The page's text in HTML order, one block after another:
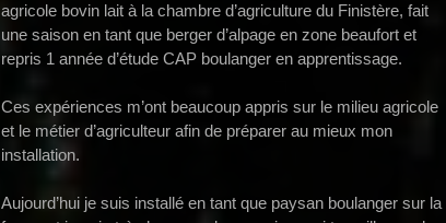
agricole bovin lait à la chambre d’agriculture du Finistère, fait
une saison en tant que berger d’alpage en zone beaufort et
repris 1 année d’étude CAP boulanger en apprentissage.
Ces expériences m’ont beaucoup appris sur le milieu agricole
et le métier d’agriculteur afin de préparer au mieux mon
installation.
Aujourd’hui je suis installé en tant que paysan boulanger sur la